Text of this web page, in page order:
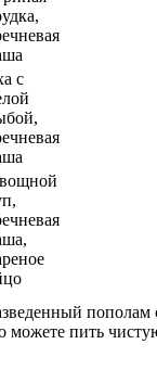
с
пополам
можете пить